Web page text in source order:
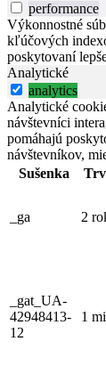
performance
Výkonnostné
kľúčových
poskytovaní
Analytické
analytics
Analytické
návštevníci
pomáhajú
návštevníkov,
Sušenka
_ga 2
_gat_UA-
42948413-
12
1